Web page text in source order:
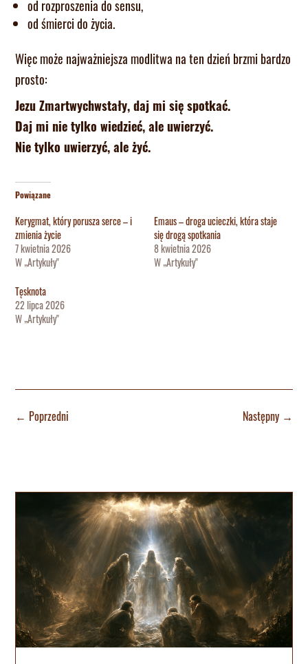
od rozproszenia do sensu,
od śmierci do życia.
Więc może najważniejsza modlitwa na ten dzień brzmi bardzo
prosto:
Jezu Zmartwychwstały, daj mi się spotkać.
Daj mi nie tylko wiedzieć, ale uwierzyć.
Nie tylko uwierzyć, ale żyć.
Powiązane
Kerygmat, który porusza serce – i
zmienia życie
7 kwietnia 2026
W „Artykuły"
Emaus – droga ucieczki, która staje
się drogą spotkania
8 kwietnia 2026
W „Artykuły"
Tęsknota
22 lipca 2026
W „Artykuły"
← Poprzedni Następny→